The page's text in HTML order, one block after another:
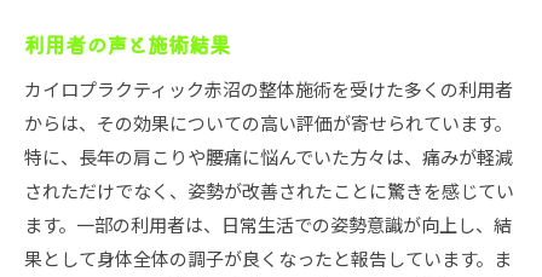
利用者の声と施術結果
カイロプラクティック赤沼の整体施術を受けた多くの利用者
からは、その効果についての高い評価が寄せられています。
特に、長年の肩こりや腰痛に悩んでいた方々は、痛みが軽減
されただけでなく、姿勢が改善されたことに驚きを感じてい
ます。一部の利用者は、日常生活での姿勢意識が向上し、結
果として身体全体の調子が良くなったと報告しています。ま